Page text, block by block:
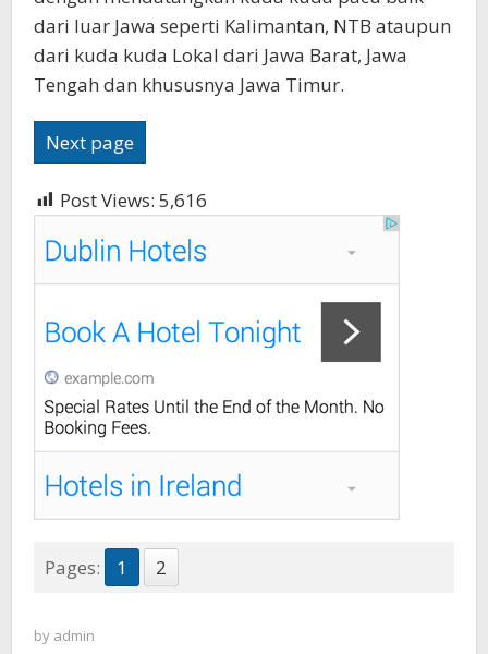
dari luar Jawa seperti Kalimantan, NTB ataupun
dari kuda kuda Lokal dari Jawa Barat, Jawa
Tengah dan khususnya Jawa Timur.
Next page
Post Views: 5,616
Pages: 1 2
by admin